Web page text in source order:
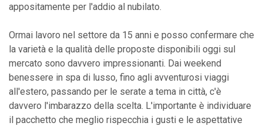
appositamente per l'addio al nubilato.
Ormai lavoro nel settore da 15 anni e posso confermare che
la varietà e la qualità delle proposte disponibili oggi sul
mercato sono davvero impressionanti. Dai weekend
benessere in spa di lusso, fino agli avventurosi viaggi
all'estero, passando per le serate a tema in città, c'è
davvero l'imbarazzo della scelta. L'importante è individuare
il pacchetto che meglio rispecchia i gusti e le aspettative